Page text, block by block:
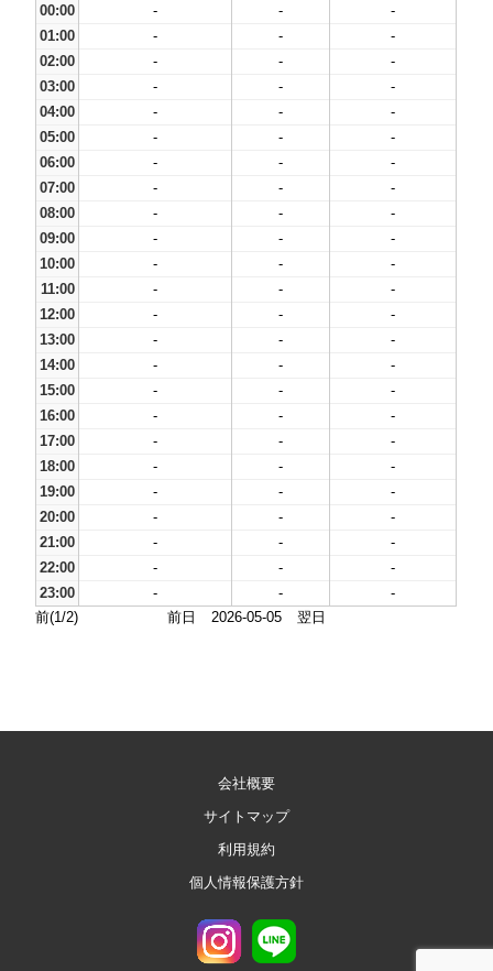
00:00
- -
-
01:00
- -
-
02:00
- -
-
03:00
- -
-
04:00
- -
-
05:00
- -
-
06:00
- -
-
07:00
- -
-
08:00
- -
-
09:00
- -
-
10:00
- -
-
11:00
- -
-
12:00
- -
-
13:00
- -
-
14:00
- -
-
15:00
- -
-
16:00
- -
-
17:00
- -
-
18:00
- -
-
19:00
- -
-
20:00
- -
-
21:00
- -
-
22:00
- -
-
23:00
- -
-
前(1/2)
前日 2026-05-05 翌日
会社概要
サイトマップ
利用規約
個人情報保護方針